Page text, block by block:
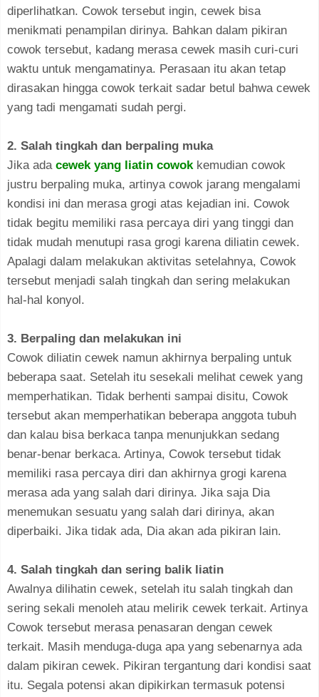
diperlihatkan. Cowok tersebut ingin, cewek bisa
menikmati penampilan dirinya. Bahkan dalam pikiran
cowok tersebut, kadang merasa cewek masih curi-curi
waktu untuk mengamatinya. Perasaan itu akan tetap
dirasakan hingga cowok terkait sadar betul bahwa cewek
yang tadi mengamati sudah pergi.
2. Salah tingkah dan berpaling muka
Jika ada cewek yang liatin cowokkemudian cowok
justru berpaling muka, artinya cowok jarang mengalami
kondisi ini dan merasa grogi atas kejadian ini. Cowok
tidak begitu memiliki rasa percaya diri yang tinggi dan
tidak mudah menutupi rasa grogi karena diliatin cewek.
Apalagi dalam melakukan aktivitas setelahnya, Cowok
tersebut menjadi salah tingkah dan sering melakukan
hal-hal konyol.
3. Berpaling dan melakukan ini
Cowok diliatin cewek namun akhirnya berpaling untuk
beberapa saat. Setelah itu sesekali melihat cewek yang
memperhatikan. Tidak berhenti sampai disitu, Cowok
tersebut akan memperhatikan beberapa anggota tubuh
dan kalau bisa berkaca tanpa menunjukkan sedang
benar-benar berkaca. Artinya, Cowok tersebut tidak
memiliki rasa percaya diri dan akhirnya grogi karena
merasa ada yang salah dari dirinya. Jika saja Dia
menemukan sesuatu yang salah dari dirinya, akan
diperbaiki. Jika tidak ada, Dia akan ada pikiran lain.
4. Salah tingkah dan sering balik liatin
Awalnya dilihatin cewek, setelah itu salah tingkah dan
sering sekali menoleh atau melirik cewek terkait. Artinya
Cowok tersebut merasa penasaran dengan cewek
terkait. Masih menduga-duga apa yang sebenarnya ada
dalam pikiran cewek. Pikiran tergantung dari kondisi saat
itu. Segala potensi akan dipikirkan termasuk potensi